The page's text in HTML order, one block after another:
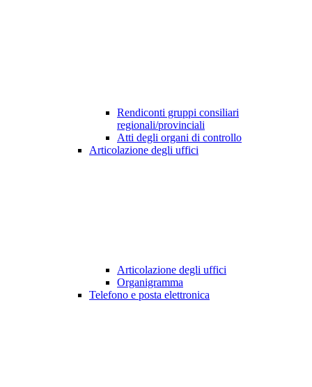
Rendiconti gruppi consiliari
regionali/provinciali
Atti degli organi di controllo
Articolazione degli uffici
Articolazione degli uffici
Organigramma
Telefono e posta elettronica